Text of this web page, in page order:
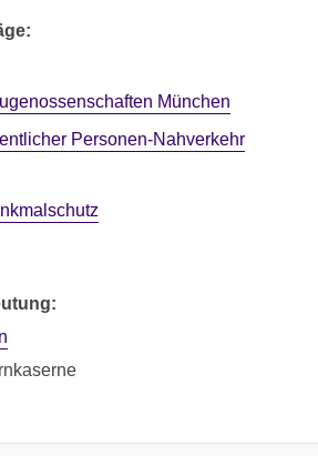
München
Personen-Nahverkehr